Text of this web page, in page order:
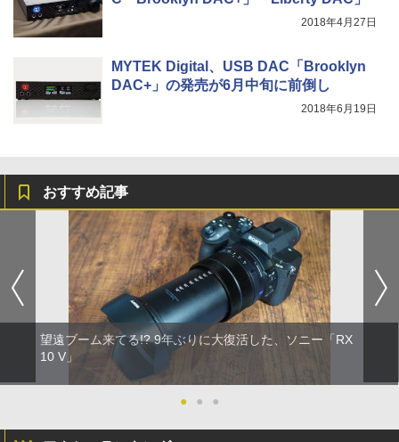
2018年4月27日
MYTEK Digital、USB DAC「Brooklyn
DAC+」の発売が6月中旬に前倒し
2018年6月19日
おすすめ記事
望遠ブーム来てる!? 9年ぶりに大復活した、ソニー「RX
10 V」
● ● ●